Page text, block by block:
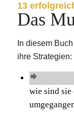
13
Das
In diesem
ihre Strategien:
wie sind